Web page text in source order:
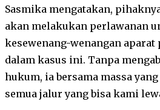
Sasmika mengatakan,
akan melakukan perlawanan
kesewenang-wenangan aparat
dalam kasus ini. Tanpa
hukum, ia bersama massa
semua jalur yang bisa kami